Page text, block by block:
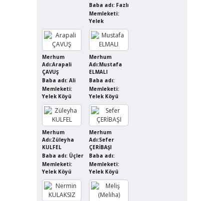
Baba adı: Fazlı
Memleketi:
Yelek
Merhum
Adı:Arapali
ÇAVUŞ
Baba adı: Ali
Memleketi:
Yelek Köyü
Merhum
Adı:Mustafa
ELMALI
Baba adı:
Memleketi:
Yelek Köyü
Merhum
Adı:Züleyha
KULFEL
Baba adı: Üçler
Memleketi:
Yelek Köyü
Merhum
Adı:Sefer
ÇERİBAŞI
Baba adı:
Memleketi:
Yelek Köyü